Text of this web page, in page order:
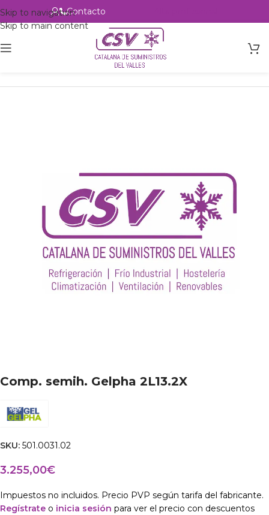
Skip to navigation
Skip to main content
Contacto
csvalles
Comp. semih. Gelpha 2L13.2X
SKU: 501.0031.02
3.255,00€
Impuestos no incluidos. Precio PVP según tarifa del fabricante.
Regístrate o inicia sesión para ver el precio con descuentos